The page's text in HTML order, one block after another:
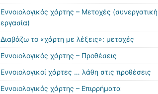
Εννοιολογικός χάρτης – Μετοχές (συνεργατική
εργασία)
Διαβάζω το «χάρτη με λέξεις»: μετοχές
Εννοιολογικός χάρτης – Προθέσεις
Εννοιολογικοί χάρτες … λάθη στις προθέσεις
Εννοιολογικός χάρτης – Επιρρήματα